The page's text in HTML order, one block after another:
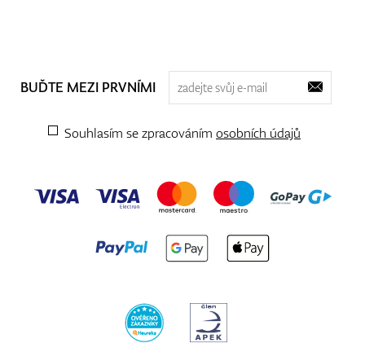
BUĎTE MEZI PRVNÍMI
Souhlasím se zpracováním osobních údajů